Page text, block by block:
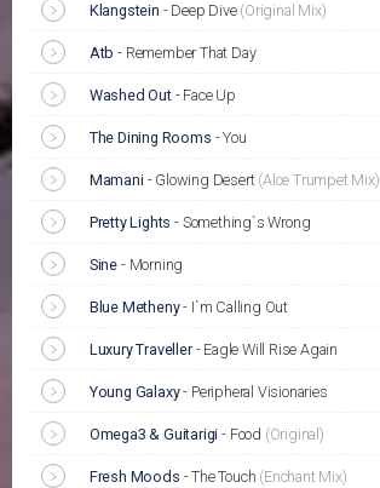
Klangstein - Deep Dive (Original Mix)
Atb - Remember That Day
Washed Out- Face Up
The Dining Rooms -You
Mamani - Glowing Desert (Aloe Trumpet Mix)
Pretty Lights - Something`s Wrong
Sine - Morning
Blue Metheny- I`m Calling Out
Luxury Traveller- Eagle Will Rise Again
Young Galaxy- Peripheral Visionaries
Omega3 & Guitarigi - Food (Original)
Fresh Moods -The Touch (Enchant Mix)